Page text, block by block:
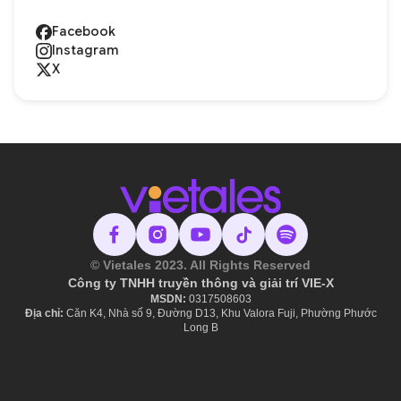
Facebook
Instagram
X
© Vietales 2023. All Rights Reserved
Công ty TNHH truyền thông và giải trí VIE-X
MSDN: ​ 0317508603
Địa chỉ: Căn K4, Nhà số 9, Đường D13, Khu Valora Fuji, Phường Phước
Long B